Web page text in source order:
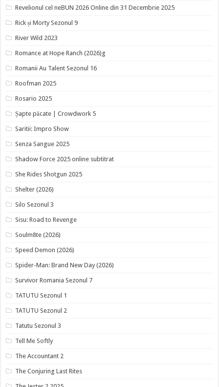
Revelionul cel neBUN 2026 Online din 31 Decembrie 2025
Rick și Morty Sezonul 9
River Wild 2023
Romance at Hope Ranch (2026)g
Romanii Au Talent Sezonul 16
Roofman 2025
Rosario 2025
Șapte păcate | Crowdwork 5
Saritii: Impro Show
Senza Sangue 2025
Shadow Force 2025 online subtitrat
She Rides Shotgun 2025
Shelter (2026)
Silo Sezonul 3
Sisu: Road to Revenge
Soulm8te (2026)
Speed Demon (2026)
Spider-Man: Brand New Day (2026)
Survivor Romania Sezonul 7
TATUTU Sezonul 1
TATUTU Sezonul 2
Tatutu Sezonul 3
Tell Me Softly
The Accountant 2
The Conjuring Last Rites